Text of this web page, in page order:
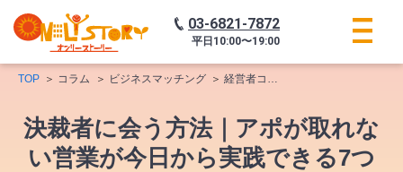
03-6821-7872
平日 10:00〜19:00
TOP コラム ビジネスマッチング 経営者コミュニティ
決裁者に会う方法｜アポが取れな
い営業が今日から実践できる7つ